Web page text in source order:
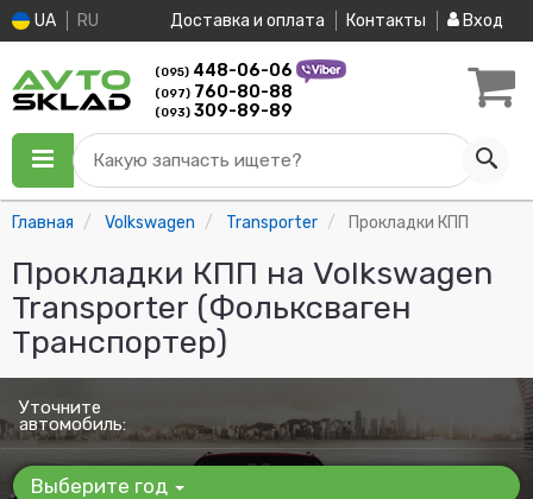
UA RU Доставка и оплата Контакты Вход
(095) 448-06-06
(097) 760-80-88
(093) 309-89-89
Какую запчасть ищете?
Главная Volkswagen Transporter Прокладки КПП
Прокладки КПП на Volkswagen
Transporter (Фольксваген
Транспортер)
Уточните
автомобиль:
Выберите год